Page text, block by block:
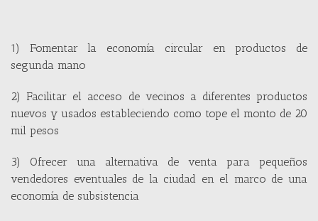
1) Fomentar la economía circular en productos de
segunda mano
2) Facilitar el acceso de vecinos a diferentes productos
nuevos y usados estableciendo como tope el monto de 20
mil pesos
3) Ofrecer una alternativa de venta para pequeños
vendedores eventuales de la ciudad en el marco de una
economía de subsistencia